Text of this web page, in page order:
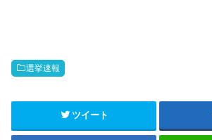
選挙速報
ツイート